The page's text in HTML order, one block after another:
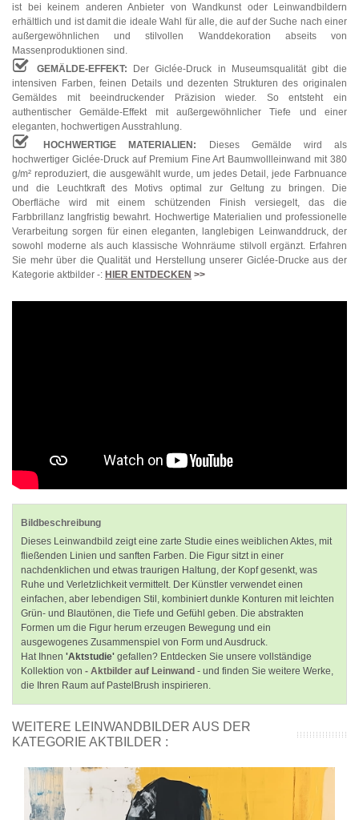
ist bei keinem anderen Anbieter von Wandkunst oder Leinwandbildern
erhältlich und ist damit die ideale Wahl für alle, die auf der Suche nach einer
außergewöhnlichen und stilvollen Wanddekoration abseits von
Massenproduktionen sind.
GEMÄLDE-EFFEKT: Der Giclée-Druck in Museumsqualität gibt die
intensiven Farben, feinen Details und dezenten Strukturen des originalen
Gemäldes mit beeindruckender Präzision wieder. So entsteht ein
authentischer Gemälde-Effekt mit außergewöhnlicher Tiefe und einer
eleganten, hochwertigen Ausstrahlung.
HOCHWERTIGE MATERIALIEN: Dieses Gemälde wird als
hochwertiger Giclée-Druck auf Premium Fine Art Baumwollleinwand mit 380
g/m² reproduziert, die ausgewählt wurde, um jedes Detail, jede Farbnuance
und die Leuchtkraft des Motivs optimal zur Geltung zu bringen. Die
Oberfläche wird mit einem schützenden Finish versiegelt, das die
Farbbrillanz langfristig bewahrt. Hochwertige Materialien und professionelle
Verarbeitung sorgen für einen eleganten, langlebigen Leinwanddruck, der
sowohl moderne als auch klassische Wohnräume stilvoll ergänzt. Erfahren
Sie mehr über die Qualität und Herstellung unserer Giclée-Drucke aus der
Kategorie aktbilder -: HIER ENTDECKEN >>
Bildbeschreibung
Dieses Leinwandbild zeigt eine zarte Studie eines weiblichen Aktes, mit
fließenden Linien und sanften Farben. Die Figur sitzt in einer
nachdenklichen und etwas traurigen Haltung, der Kopf gesenkt, was
Ruhe und Verletzlichkeit vermittelt. Der Künstler verwendet einen
einfachen, aber lebendigen Stil, kombiniert dunkle Konturen mit leichten
Grün- und Blautönen, die Tiefe und Gefühl geben. Die abstrakten
Formen um die Figur herum erzeugen Bewegung und ein
ausgewogenes Zusammenspiel von Form und Ausdruck.
Hat Ihnen 'Aktstudie' gefallen? Entdecken Sie unsere vollständige
Kollektion von - Aktbilder auf Leinwand - und finden Sie weitere Werke,
die Ihren Raum auf PastelBrush inspirieren.
WEITERE LEINWANDBILDER AUS DER
KATEGORIE AKTBILDER :